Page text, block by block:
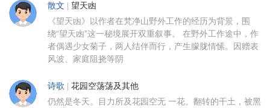
散文 | 望天凼
《望天凼》以作者在梵净山野外工作的经历为背景，围
绕“望天凼”这一秘境展开双重叙事。 在野外工作途中，作
者偶遇少女菊子，两人结伴而行，产生朦胧情愫。因赠表
风波、家庭阻挠等阴
诗歌 | 花园空荡荡及其他
仍然是冬天。目力所及花园空无 一花。翻转的干土，被黑